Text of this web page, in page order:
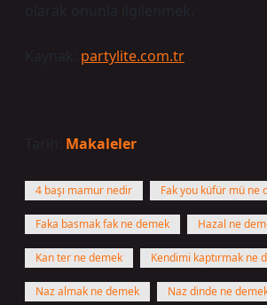
olarak onunla ilgilenmek.
Kaynak: partylite.com.tr
Tarih: Makaleler
4 başı mamur nedir Fak you küfür mü ne
Faka basmak fak ne demek Hazal ne
Kan ter ne demek Kendimi kaptırmak ne
Naz almak ne demek Naz dinde ne